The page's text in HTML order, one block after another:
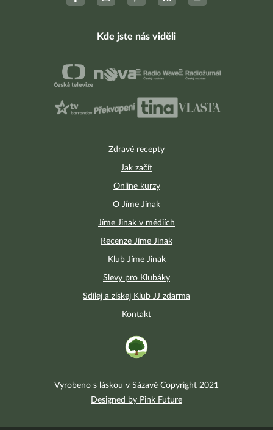
Zdravé recepty
Jak začít
Online kurzy
O Jíme Jinak
Jíme Jinak v médiích
Recenze Jíme Jinak
Klub Jíme Jinak
Slevy pro Klubáky
Sdílej a získej Klub JJ zdarma
Kontakt
Kde jste nás viděli
Vyrobeno s láskou v Sázavě Copyright 2021
Designed by Pink Future